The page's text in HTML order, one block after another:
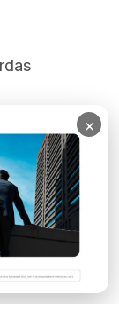
Subscribe
×